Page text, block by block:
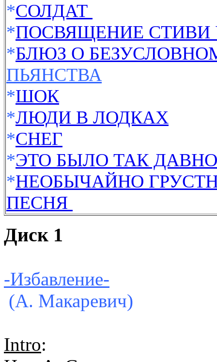
*СОЛДАТ
*ПОСВЯЩЕНИЕ СТИВИ
*БЛЮЗ О
ПЬЯНСТВА
*ШОК
*ЛЮДИ В ЛОДКАХ
*СНЕГ
*ЭТО БЫЛО ТАК ДАВНО
*НЕОБЫЧАЙНО
ПЕСНЯ
Диск 1
-Избавление-
(А. Макаревич)
Intro: